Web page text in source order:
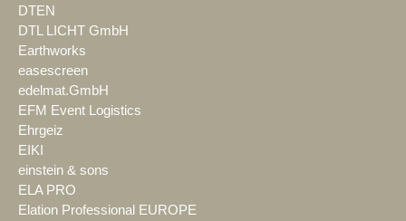
DTEN
DTL LICHT GmbH
Earthworks
easescreen
edelmat.GmbH
EFM Event Logistics
Ehrgeiz
EIKI
einstein & sons
ELA PRO
Elation Professional EUROPE